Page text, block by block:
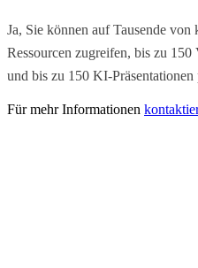
Ja, Sie können auf Tausende von
Ressourcen zugreifen, bis zu
und bis zu 150 KI-Präsentationen
Für mehr Informationen